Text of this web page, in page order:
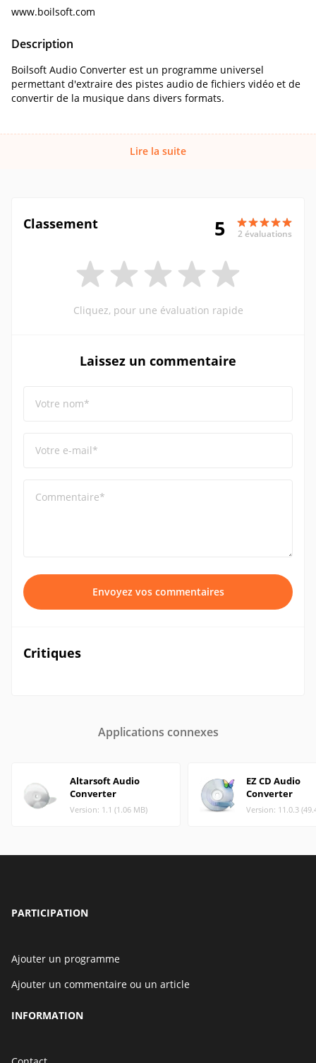
www.boilsoft.com
Description
Boilsoft Audio Converter est un programme universel
permettant d'extraire des pistes audio de fichiers vidéo et de
convertir de la musique dans divers formats.
Lire la suite
Classement 5 2 évaluations
Cliquez, pour une évaluation rapide
Laissez un commentaire
Votre nom*
Votre e-mail*
Commentaire*
Envoyez vos commentaires
Critiques
Applications connexes
Altarsoft Audio
Converter
Version: 1.1 (1.06 MB)
EZ CD Audio
Converter
Version: 11.0.3
PARTICIPATION
Ajouter un programme
Ajouter un commentaire ou un article
INFORMATION